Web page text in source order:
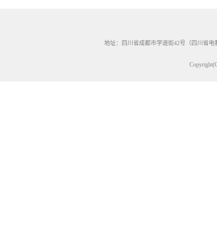
地址：四川省成都市学道街42号（四川省